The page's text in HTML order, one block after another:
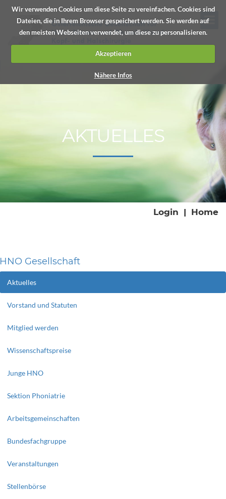
Wir verwenden Cookies um diese Seite zu vereinfachen. Cookies sind
Dateien, die in Ihrem Browser gespeichert werden. Sie werden auf
den meisten Webseiten verwendet, um diese zu personalisieren.
Akzeptieren
Nähere Infos
AKTUELLES
Login | Home
HNO Gesellschaft
Aktuelles
Vorstand und Statuten
Mitglied werden
Wissenschaftspreise
Junge HNO
Sektion Phoniatrie
Arbeitsgemeinschaften
Bundesfachgruppe
Veranstaltungen
Stellenbörse